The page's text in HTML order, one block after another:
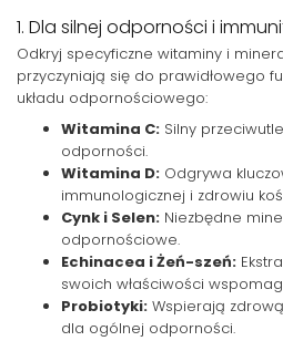
1. Dla silnej odporności i
Odkryj specyficzne witaminy i
przyczyniają się do prawidłowego
układu odpornościowego:
Witamina C: Silny
odporności.
Witamina D: Odgrywa
immunologicznej i zdrowiu
Cynk i Selen: Niezbędne
odpornościowe.
Echinacea i Żeń-szeń:
swoich właściwości
Probiotyki: Wspierają
dla ogólnej odporności.